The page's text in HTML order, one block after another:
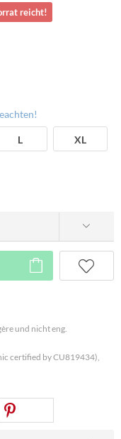
reicht!
L XL
und nicht eng.
certified by CU819434),